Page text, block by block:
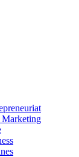
Marketing